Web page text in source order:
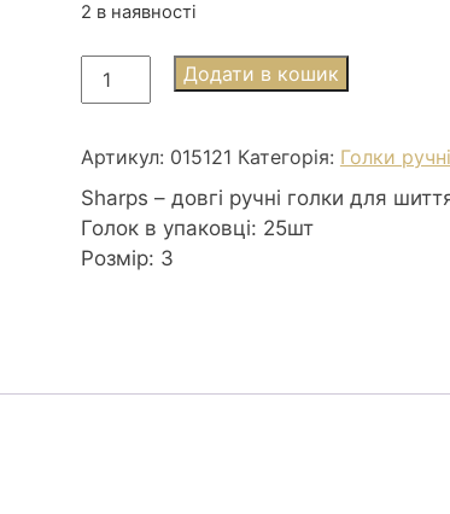
2 в наявності
SH3
Sharps
(25шт)
Набір
довгих
голок
для
кількість
Додати в кошик
Артикул: 015121 Категорія: Голки ручні
Sharps – довгі ручні голки для
Голок в упаковці: 25шт
Розмір: 3